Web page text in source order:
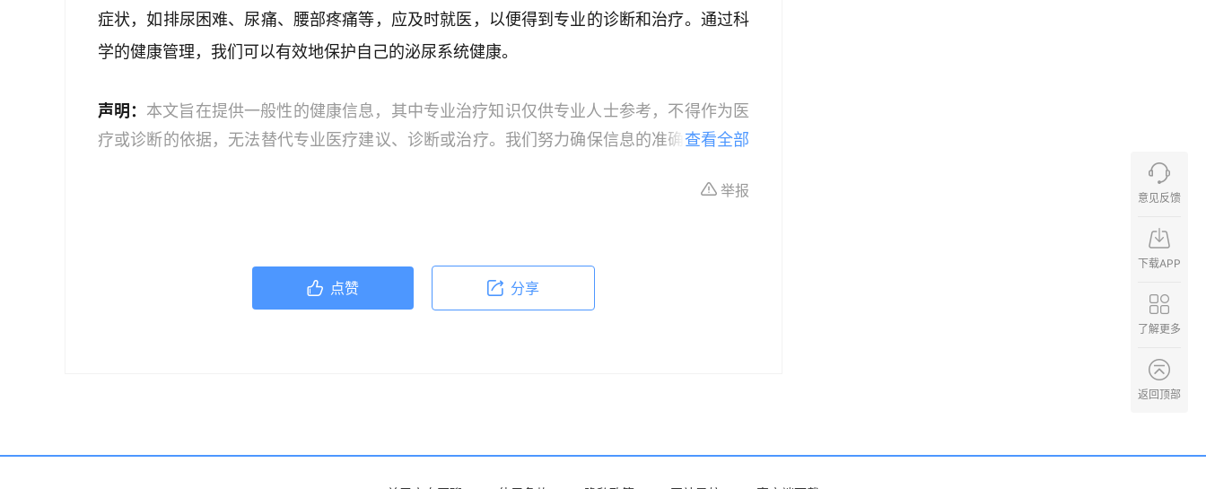
症状，如排尿困难、尿痛、腰部疼痛等，应及时就医，以便得到专业的诊断和治疗。通过科
学的健康管理，我们可以有效地保护自己的泌尿系统健康。
声明： 本文旨在提供一般性的健康信息，其中专业治疗知识仅供专业人士参考，不得作为医
疗或诊断的依据，无法替代专业医疗建议、诊断或治疗。我们努力确保信息的准确性，但本
策时，应咨询合格的医疗专业人员。对于依据本文内容采取的任何行动，本文作者、出版方
查看全部
举报
点赞 分享
意见反馈
下载APP
了解更多
返回顶部